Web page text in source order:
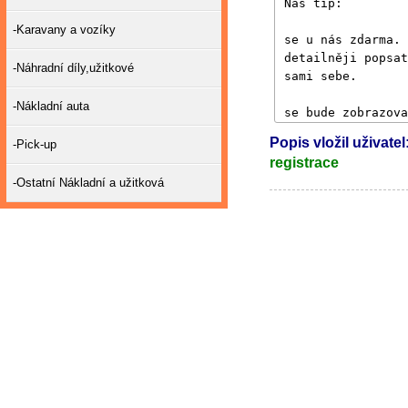
Popis vložil
registrace
-Karavany a vozíky
-Náhradní díly,užitkové
-Nákladní auta
-Pick-up
-Ostatní Nákladní a užitková